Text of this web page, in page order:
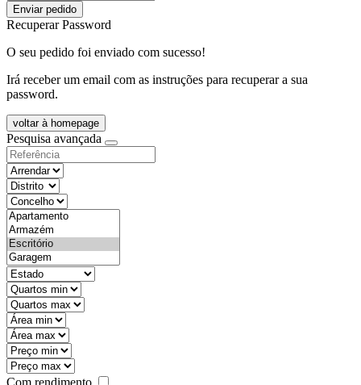
Enviar pedido
Recuperar Password
O seu pedido foi enviado com sucesso!
Irá receber um email com as instruções para recuperar a sua
password.
voltar à homepage
Pesquisa avançada
objective
districtId
countyId
types
state
mintypo
maxtypo
minarea
maxarea
minprice
maxprice
Com rendimento